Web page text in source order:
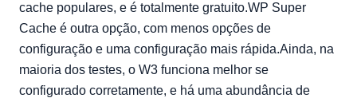
cache populares, e é totalmente gratuito.WP Super
Cache é outra opção, com menos opções de
configuração e uma configuração mais rápida.Ainda, na
maioria dos testes, o W3 funciona melhor se
configurado corretamente, e há uma abundância de